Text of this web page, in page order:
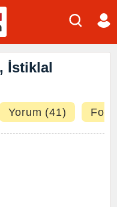
İstiklal
Yorum (41)